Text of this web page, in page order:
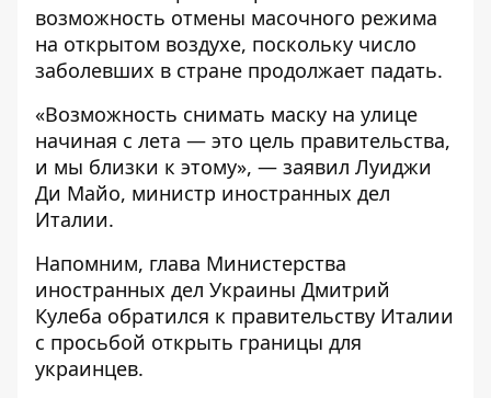
возможность отмены масочного режима
на открытом воздухе, поскольку число
заболевших в стране продолжает падать.
«Возможность снимать маску на улице
начиная с лета — это цель правительства,
и мы близки к этому», — заявил Луиджи
Ди Майо, министр иностранных дел
Италии.
Напомним, глава Министерства
иностранных дел Украины Дмитрий
Кулеба обратился к правительству Италии
с просьбой открыть границы для
украинцев.